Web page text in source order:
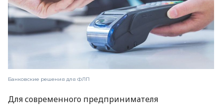
Банковские решения для ФЛП
Для современного предпринимателя